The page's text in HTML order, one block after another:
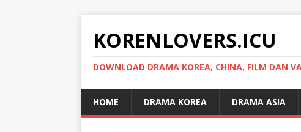
KORENLOVERS.ICU
DOWNLOAD DRAMA KOREA, CHINA, FILM DAN
HOME DRAMA KOREA DRAMA ASIA